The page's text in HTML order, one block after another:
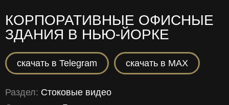
КОРПОРАТИВНЫЕ ОФИСНЫЕ
ЗДАНИЯ В НЬЮ-ЙОРКЕ
скачать в Telegram скачать в MAX
Раздел: Стоковые видео